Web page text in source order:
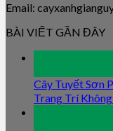
Email:
BÀI VIẾT GẦN ĐÂY
Cây Tuyết Sơn
Trang Trí